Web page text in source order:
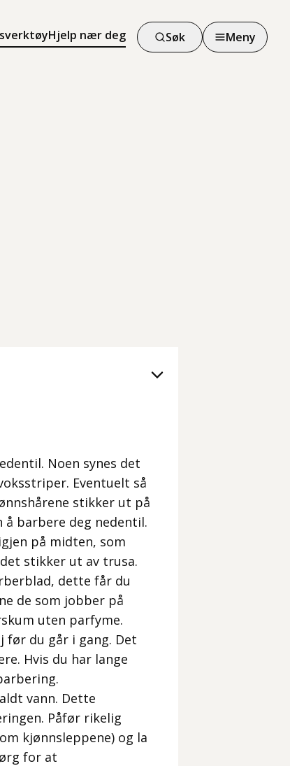
Hjelp nær deg Søk Meny
Noen synes det
Eventuelt så
stikker ut på
å barbere deg nedentil.
på midten, som
stikker ut av trusa.
dette får du
de som jobber på
uten parfyme.
før du går i gang. Det
Hvis du har lange
vann. Dette
Påfør rikelig
kjønnsleppene) og la
for at